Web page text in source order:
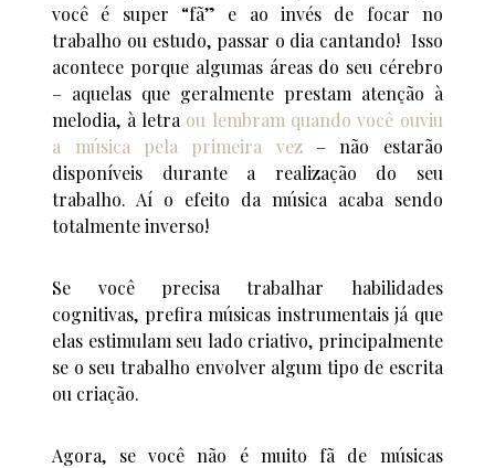
você é super “fã” e ao invés de focar no
trabalho ou estudo, passar o dia cantando! Isso
acontece porque algumas áreas do seu cérebro
– aquelas que geralmente prestam atenção à
melodia, à letra ou lembram quando você ouviu
a música pela primeira vez– não estarão
disponíveis durante a realização do seu
trabalho. Aí o efeito da música acaba sendo
totalmente inverso!
Se você precisa trabalhar habilidades
cognitivas, prefira músicas instrumentais já que
elas estimulam seu lado criativo, principalmente
se o seu trabalho envolver algum tipo de escrita
ou criação.
Agora, se você não é muito fã de músicas